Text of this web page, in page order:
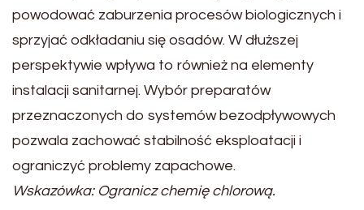
powodować zaburzenia procesów biologicznych i
sprzyjać odkładaniu się osadów. W dłuższej
perspektywie wpływa to również na elementy
instalacji sanitarnej. Wybór preparatów
przeznaczonych do systemów bezodpływowych
pozwala zachować stabilność eksploatacji i
ograniczyć problemy zapachowe.
Wskazówka: Ogranicz chemię chlorową.